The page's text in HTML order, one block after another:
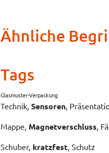
Ähnliche
Tags
Glasmuster-Verpackung
Technik, Sensoren,
Mappe, Magnetverschluss,
Schuber, kratzfest, Schutz